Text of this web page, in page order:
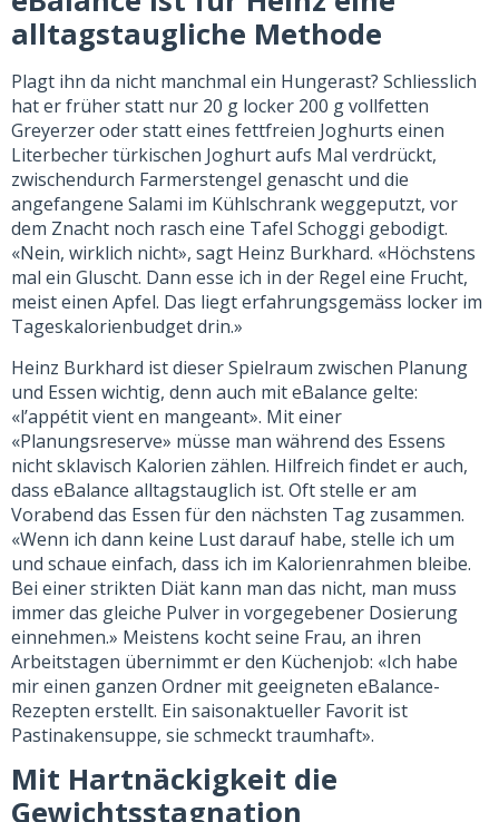
alltagstaugliche Methode
Plagt ihn da nicht manchmal ein Hungerast? Schliesslich
hat er früher statt nur 20 g locker 200 g vollfetten
Greyerzer oder statt eines fettfreien Joghurts einen
Literbecher türkischen Joghurt aufs Mal verdrückt,
zwischendurch Farmerstengel genascht und die
angefangene Salami im Kühlschrank weggeputzt, vor
dem Znacht noch rasch eine Tafel Schoggi gebodigt.
«Nein, wirklich nicht», sagt Heinz Burkhard. «Höchstens
mal ein Gluscht. Dann esse ich in der Regel eine Frucht,
meist einen Apfel. Das liegt erfahrungsgemäss locker im
Tageskalorienbudget drin.»
Heinz Burkhard ist dieser Spielraum zwischen Planung
und Essen wichtig, denn auch mit eBalance gelte:
«l’appétit vient en mangeant». Mit einer
«Planungsreserve» müsse man während des Essens
nicht sklavisch Kalorien zählen. Hilfreich findet er auch,
dass eBalance alltagstauglich ist. Oft stelle er am
Vorabend das Essen für den nächsten Tag zusammen.
«Wenn ich dann keine Lust darauf habe, stelle ich um
und schaue einfach, dass ich im Kalorienrahmen bleibe.
Bei einer strikten Diät kann man das nicht, man muss
immer das gleiche Pulver in vorgegebener Dosierung
einnehmen.» Meistens kocht seine Frau, an ihren
Arbeitstagen übernimmt er den Küchenjob: «Ich habe
mir einen ganzen Ordner mit geeigneten eBalance-
Rezepten erstellt. Ein saisonaktueller Favorit ist
Pastinakensuppe, sie schmeckt traumhaft».
Mit Hartnäckigkeit die
Gewichtsstagnation